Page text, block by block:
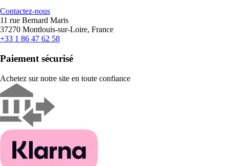
Contactez-nous
11 rue Bernard Maris
37270 Montlouis-sur-Loire, France
+33 1 86 47 62 58
Paiement sécurisé
Achetez sur notre site en toute confiance